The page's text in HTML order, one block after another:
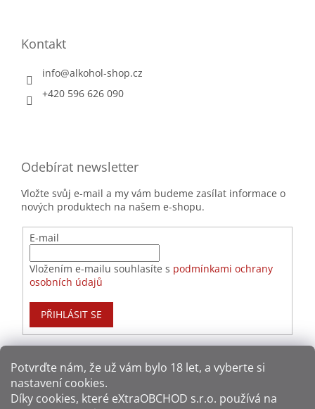
Potvrďte nám​​, že už vám bylo 18 let, a vyberte si
nastavení cookies.
Díky cookies, které eXtraOBCHOD s.r.o. používá na
Kontakt
info@alkohol-shop.cz
+420 596 626 090
Odebírat newsletter
Vložte svůj e-mail a my vám budeme zasílat informace o
nových produktech na našem e-shopu.
E-mail
Vložením e-mailu souhlasíte s podmínkami ochrany
osobních údajů
PŘIHLÁSIT SE